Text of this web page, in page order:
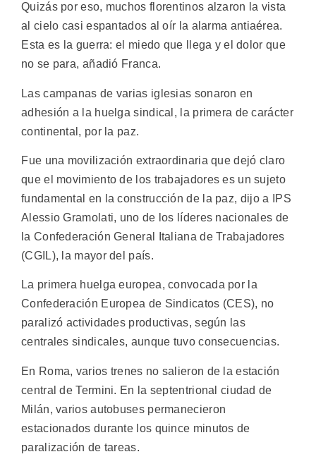
Quizás por eso, muchos florentinos alzaron la vista
al cielo casi espantados al oír la alarma antiaérea.
Esta es la guerra: el miedo que llega y el dolor que
no se para, añadió Franca.
Las campanas de varias iglesias sonaron en
adhesión a la huelga sindical, la primera de carácter
continental, por la paz.
Fue una movilización extraordinaria que dejó claro
que el movimiento de los trabajadores es un sujeto
fundamental en la construcción de la paz, dijo a IPS
Alessio Gramolati, uno de los líderes nacionales de
la Confederación General Italiana de Trabajadores
(CGIL), la mayor del país.
La primera huelga europea, convocada por la
Confederación Europea de Sindicatos (CES), no
paralizó actividades productivas, según las
centrales sindicales, aunque tuvo consecuencias.
En Roma, varios trenes no salieron de la estación
central de Termini. En la septentrional ciudad de
Milán, varios autobuses permanecieron
estacionados durante los quince minutos de
paralización de tareas.